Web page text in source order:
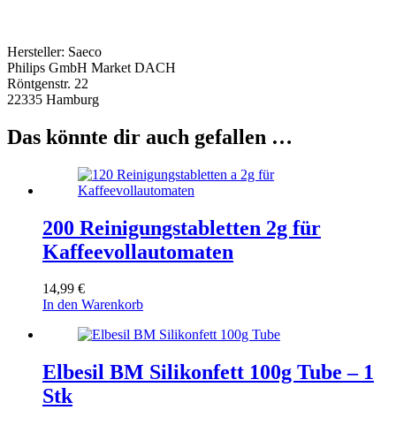
Hersteller: Saeco
Philips GmbH Market DACH
Röntgenstr. 22
22335 Hamburg
Das könnte dir auch gefallen …
200 Reinigungstabletten 2g für
Kaffeevollautomaten
14,99 €
In den Warenkorb
Elbesil BM Silikonfett 100g Tube – 1
Stk